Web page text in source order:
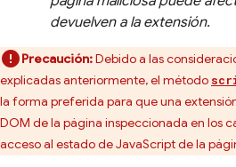
devuelven a la extensión.
Precaución:Debido a las
explicadas anteriormente, el método
la forma preferida para que una
DOM de la página inspeccionada en los
acceso al estado de JavaScript de la